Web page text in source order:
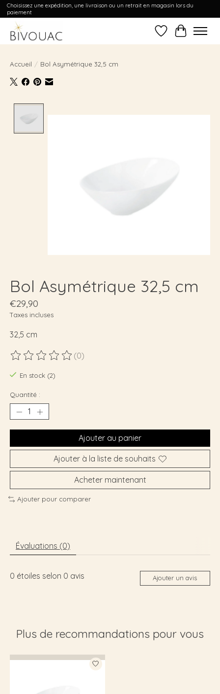
Choisissez une expédition, une livraison ou un retrait en magasin lors du
paiement
Liste dePanier
Accueil / Bol Asymétrique 32,5 cm
Bol Asymétrique 32,5 cm
€29,90
Taxes incluses
32,5 cm
Ce produit est évalué à
(0)
En stock (2)
Quantité :
Ajouter au panier
Ajouter à la liste de souhaits
Acheter maintenant
Ajouter pour comparer
Évaluations (0)
0 étoiles selon 0 avis Ajouter un avis
Plus de recommandations pour vous
Articles du carrousel de produits